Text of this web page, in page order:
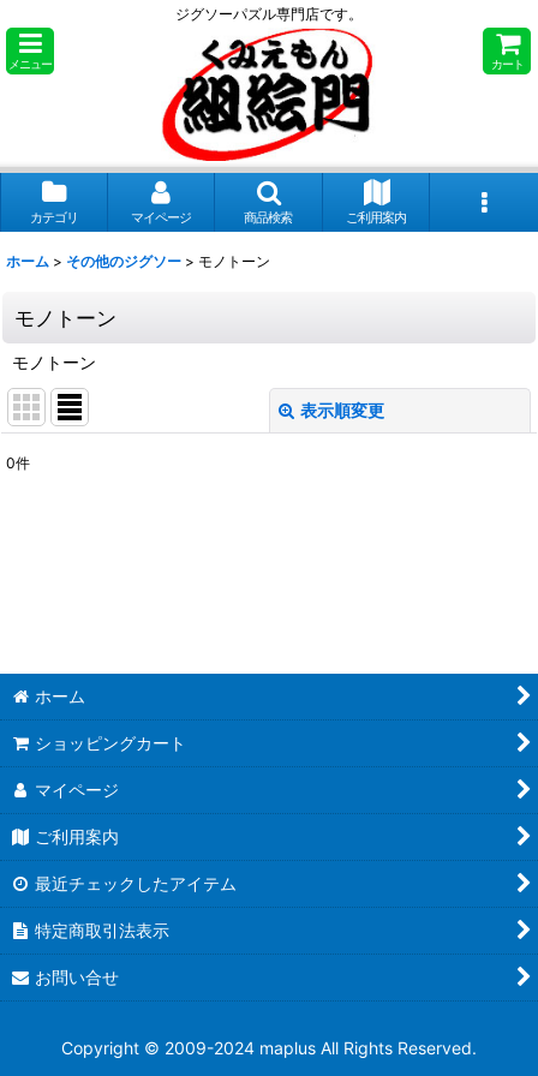
ジグソーパズル専門店です。
メニュー カート
カテゴリ マイページ 商品検索 ご利用案内
ホーム > その他のジグソー > モノトーン
モノトーン
モノトーン
表示順変更
0件
ホーム
ショッピングカート
マイページ
ご利用案内
最近チェックしたアイテム
特定商取引法表示
お問い合せ
Copyright © 2009-2024 maplus All Rights Reserved.